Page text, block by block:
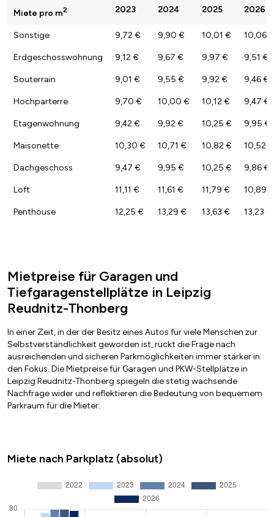
Miete pro m2 2023 2024 2025 2026
Sonstige 9,72 € 9,90 € 10,01 € 10,06 €
Erdgeschosswohnung 9,12 € 9,67 € 9,97 € 9,51 €
Souterrain 9,01 € 9,55 € 9,92 € 9,46 €
Hochparterre 9,70 € 10,00 € 10,12 € 9,47 €
Etagenwohnung 9,42 € 9,92 € 10,25 € 9,95 €
Maisonette 10,30 € 10,71 € 10,82 € 10,52 €
Dachgeschoss 9,47 € 9,95 € 10,25 € 9,86 €
Loft 11,11 € 11,61 € 11,79 € 10,89 €
Penthouse 12,25 € 13,29 € 13,63 € 13,23 €
Mietpreise für Garagen und
Tiefgaragenstellplätze in Leipzig
Reudnitz-Thonberg
In einer Zeit, in der der Besitz eines Autos für viele Menschen zur
Selbstverständlichkeit geworden ist, rückt die Frage nach
ausreichenden und sicheren Parkmöglichkeiten immer stärker in
den Fokus. Die Mietpreise für Garagen und PKW-Stellplätze in
Leipzig Reudnitz-Thonberg spiegeln die stetig wachsende
Nachfrage wider und reflektieren die Bedeutung von bequemem
Parkraum für die Mieter:
Miete nach Parkplatz (absolut)